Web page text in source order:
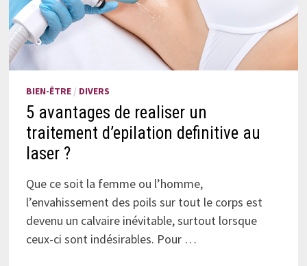
BIEN-ÊTRE / DIVERS
5 avantages de realiser un
traitement d’epilation definitive au
laser ?
Que ce soit la femme ou l’homme,
l’envahissement des poils sur tout le corps est
devenu un calvaire inévitable, surtout lorsque
ceux-ci sont indésirables. Pour …